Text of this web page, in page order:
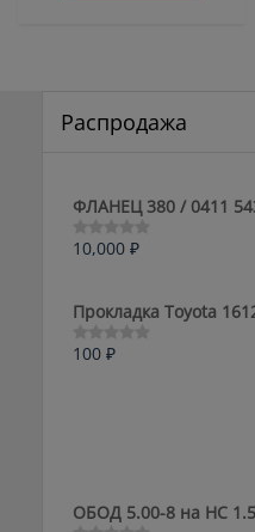
Распродажа
ФЛАНЕЦ 380 / 0411
Оценка
5
10,000 ₽
Прокладка Toyota
Оценка
100 ₽
ОБОД 5.00-8 на HC